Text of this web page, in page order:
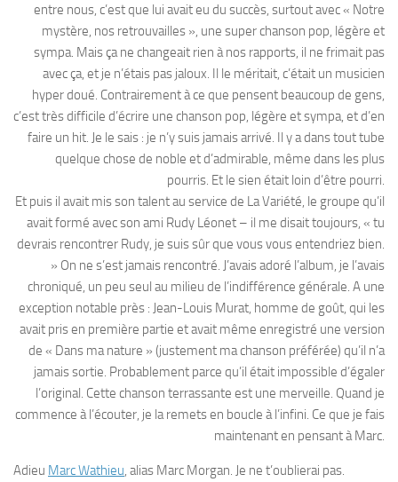
entre nous, c’est que lui avait eu du succès, surtout avec « Notre
mystère, nos retrouvailles », une super chanson pop, légère et
sympa. Mais ça ne changeait rien à nos rapports, il ne frimait pas
avec ça, et je n’étais pas jaloux. Il le méritait, c’était un musicien
hyper doué. Contrairement à ce que pensent beaucoup de gens,
c’est très difficile d’écrire une chanson pop, légère et sympa, et d’en
faire un hit. Je le sais : je n’y suis jamais arrivé. Il y a dans tout tube
quelque chose de noble et d’admirable, même dans les plus
pourris. Et le sien était loin d’être pourri.
Et puis il avait mis son talent au service de La Variété, le groupe qu’il
avait formé avec son ami Rudy Léonet – il me disait toujours, « tu
devrais rencontrer Rudy, je suis sûr que vous vous entendriez bien.
» On ne s’est jamais rencontré. J’avais adoré l’album, je l’avais
chroniqué, un peu seul au milieu de l’indifférence générale. A une
exception notable près : Jean-Louis Murat, homme de goût, qui les
avait pris en première partie et avait même enregistré une version
de « Dans ma nature » (justement ma chanson préférée) qu’il n’a
jamais sortie. Probablement parce qu’il était impossible d’égaler
l’original. Cette chanson terrassante est une merveille. Quand je
commence à l’écouter, je la remets en boucle à l’infini. Ce que je fais
maintenant en pensant à Marc.
Adieu Marc Wathieu, alias Marc Morgan. Je ne t’oublierai pas.